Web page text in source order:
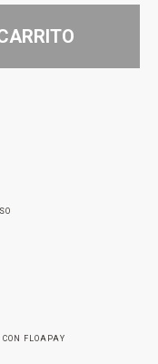
FLOAPAY